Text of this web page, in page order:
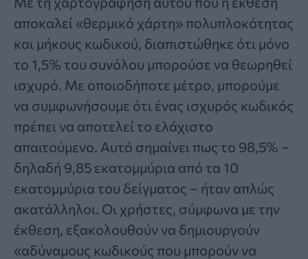
αποκαλεί «θερμικό χάρτη» πολυπλοκότητας
και μήκους κωδικού, διαπιστώθηκε ότι μόνο
το 1,5% του συνόλου μπορούσε να θεωρηθεί
ισχυρό. Με οποιοδήποτε μέτρο, μπορούμε
να συμφωνήσουμε ότι ένας ισχυρός κωδικός
πρέπει να αποτελεί το ελάχιστο
απαιτούμενο. Αυτό σημαίνει πως το 98,5% –
δηλαδή 9,85 εκατομμύρια από τα 10
εκατομμύρια του δείγματος – ήταν απλώς
ακατάλληλοι. Οι χρήστες, σύμφωνα με την
έκθεση, εξακολουθούν να δημιουργούν
«αδύναμους κωδικούς που μπορούν να